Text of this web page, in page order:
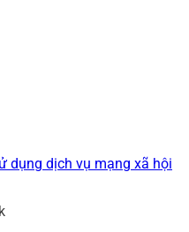
dụng dịch vụ mạng xã hội